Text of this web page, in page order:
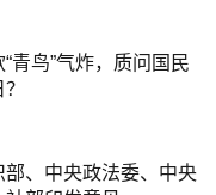
青鸟”气炸，质问国民
、中央政法委、中央